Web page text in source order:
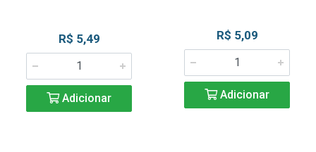
R$ 5,49
Adicionar
R$ 5,09
Adicionar